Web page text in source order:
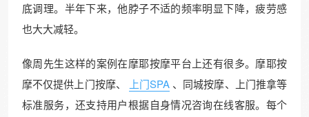
底调理。半年下来，他脖子不适的频率明显下降，疲劳感
也大大减轻。
像周先生这样的案例在摩耶按摩平台上还有很多。摩耶按
摩不仅提供上门按摩、
上门SPA 、同城按摩、上门推拿等
标准服务，还支持用户根据自身情况咨询在线客服。每个